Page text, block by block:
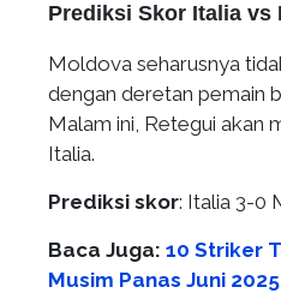
Prediksi Skor Italia vs
Moldova seharusnya
dengan deretan pemain
Malam ini, Retegui akan
Italia.
Prediksi skor: Italia 3-0
Baca Juga: 10 Striker
Musim Panas Juni 2025